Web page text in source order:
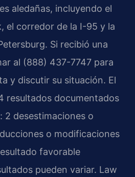
aledañas, incluyendo el
el corredor de la I-95 y la
Si recibió una
al (888) 437-7747 para
y discutir su situación. El
resultados documentados
2 desestimaciones o
o modificaciones
favorable
pueden variar. Law